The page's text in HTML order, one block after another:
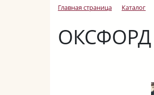
Главная страница Каталог
ОКСФОРД